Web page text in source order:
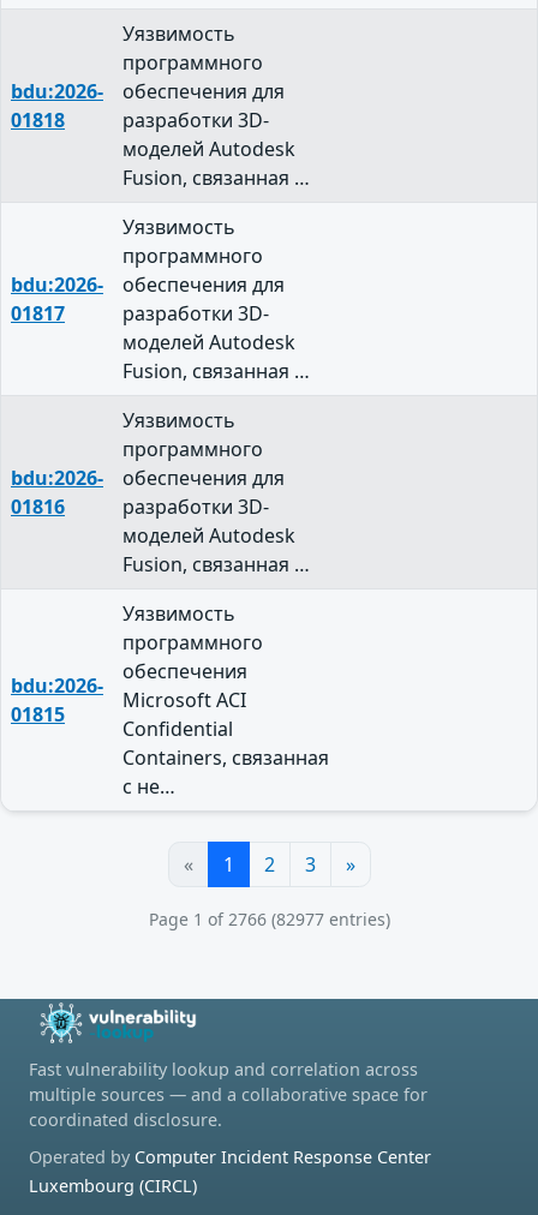
bdu:2026-
01818
Уязвимость
программного
обеспечения для
разработки 3D-
моделей Autodesk
Fusion, связанная …
bdu:2026-
01817
Уязвимость
программного
обеспечения для
разработки 3D-
моделей Autodesk
Fusion, связанная …
bdu:2026-
01816
Уязвимость
программного
обеспечения для
разработки 3D-
моделей Autodesk
Fusion, связанная …
bdu:2026-
01815
Уязвимость
программного
обеспечения
Microsoft ACI
Confidential
Containers, связанная
с не…
« 1 2 3 »
Page 1 of 2766 (82977 entries)
Fast vulnerability lookup and correlation across
multiple sources — and a collaborative space for
coordinated disclosure.
Operated by Computer Incident Response Center
Luxembourg (CIRCL)